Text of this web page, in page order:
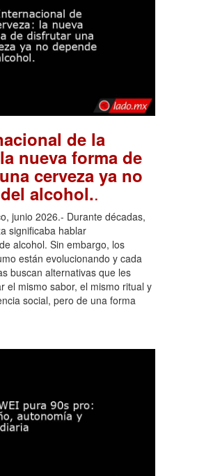
de la
nueva forma de
cerveza ya no
alcohol..
junio 2026.- Durante décadas,
significaba hablar
alcohol. Sin embargo, los
están evolucionando y cada
buscan alternativas que les
el mismo sabor, el mismo ritual y
social, pero de una forma